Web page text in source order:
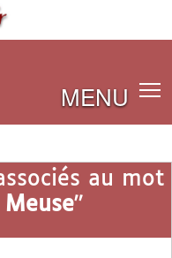
MENU
au mot
"